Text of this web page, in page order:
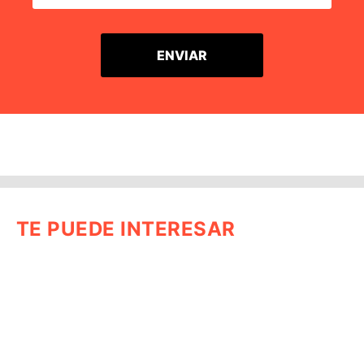
TE PUEDE INTERESAR